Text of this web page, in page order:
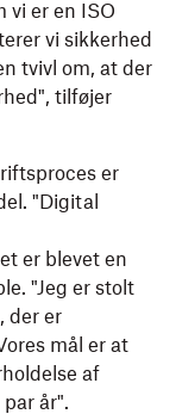
vi er en ISO
vi sikkerhed
tvivl om, at der
tilføjer
er
"Digital
er blevet en
"Jeg er stolt
der er
mål er at
af
år".